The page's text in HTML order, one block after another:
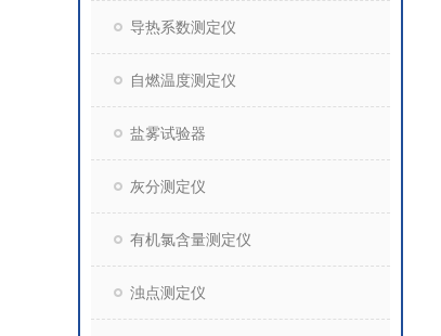
导热系数测定仪
自燃温度测定仪
盐雾试验器
灰分测定仪
有机氯含量测定仪
浊点测定仪